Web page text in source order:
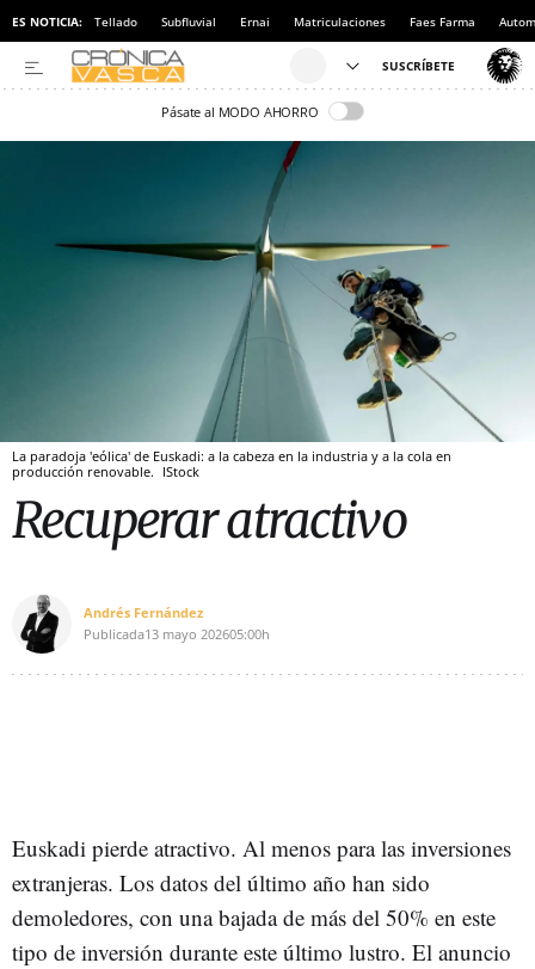
ES NOTICIA: Tellado Subfluvial Ernai Matriculaciones Faes Farma
Pásate al MODO AHORRO
La paradoja 'eólica' de Euskadi: a la cabeza en la industria y a la cola en
producción renovable. IStock
Recuperar atractivo
Andrés Fernández
Publicada13 mayo 202605:00h
Euskadi pierde atractivo. Al menos para las inversiones
extranjeras. Los datos del último año han sido
demoledores, con una bajada de más del 50% en este
tipo de inversión durante este último lustro. El anuncio